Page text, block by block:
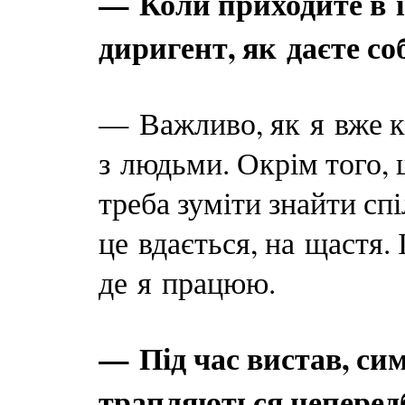
диригент, як даєте
— Важливо, як я вже
з людьми. Окрім того,
треба зуміти знайти
це вдається, на
де я працюю.
— Під час вистав,